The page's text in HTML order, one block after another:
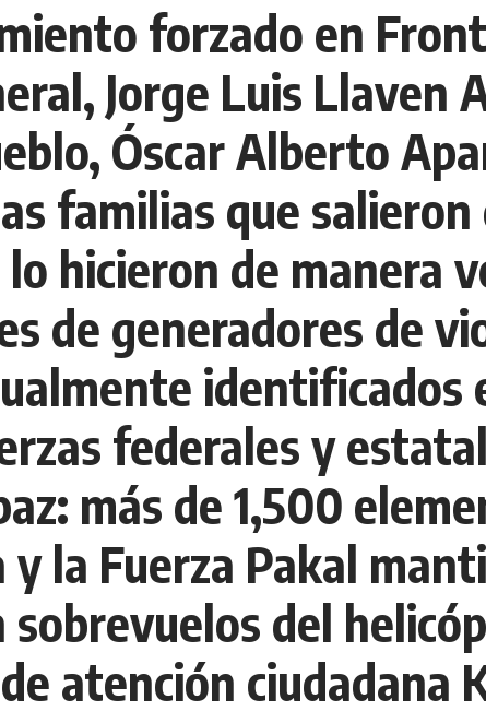
forzado en
Jorge Luis Llaven
Óscar Alberto
familias que
hicieron de manera
de generadores de
identificados
federales y
más de 1,500
la Fuerza Pakal
sobrevuelos del
atención ciudadana